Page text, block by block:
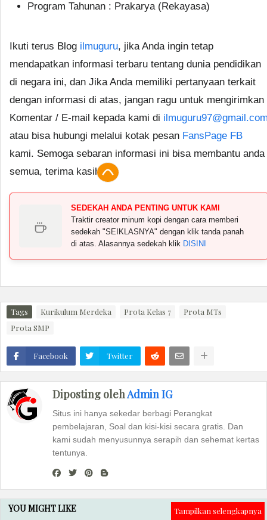
Program Tahunan : Prakarya (Rekayasa)
Ikuti terus Blog ilmuguru, jika Anda ingin tetap
mendapatkan informasi terbaru tentang dunia pendidikan
di negara ini, dan Jika Anda memiliki pertanyaan terkait
dengan informasi di atas, jangan ragu untuk mengirimkan
Komentar / E-mail kepada kami di
atau bisa hubungi melalui kotak pesan FansPage FB
kami. Semoga sebaran informasi ini bisa membantu anda
semua, terima kasih.
SEDEKAH ANDA PENTING UNTUK KAMI
Traktir creator minum kopi dengan cara memberi
sedekah "SEIKLASNYA" dengan klik tanda panah
di atas. Alasannya sedekah klik DISINI
Tags Kurikulum Merdeka Prota Kelas 7
Prota MTs
Prota SMP
Facebook Twitter
Diposting olehAdmin IG
Situs ini hanya sekedar berbagi Perangkat
pembelajaran, Soal dan kisi-kisi secara gratis. Dan
kami sudah menyusunnya serapih dan sehemat kertas
tentunya.
YOU MIGHT LIKE Tampilkan selengkapnya